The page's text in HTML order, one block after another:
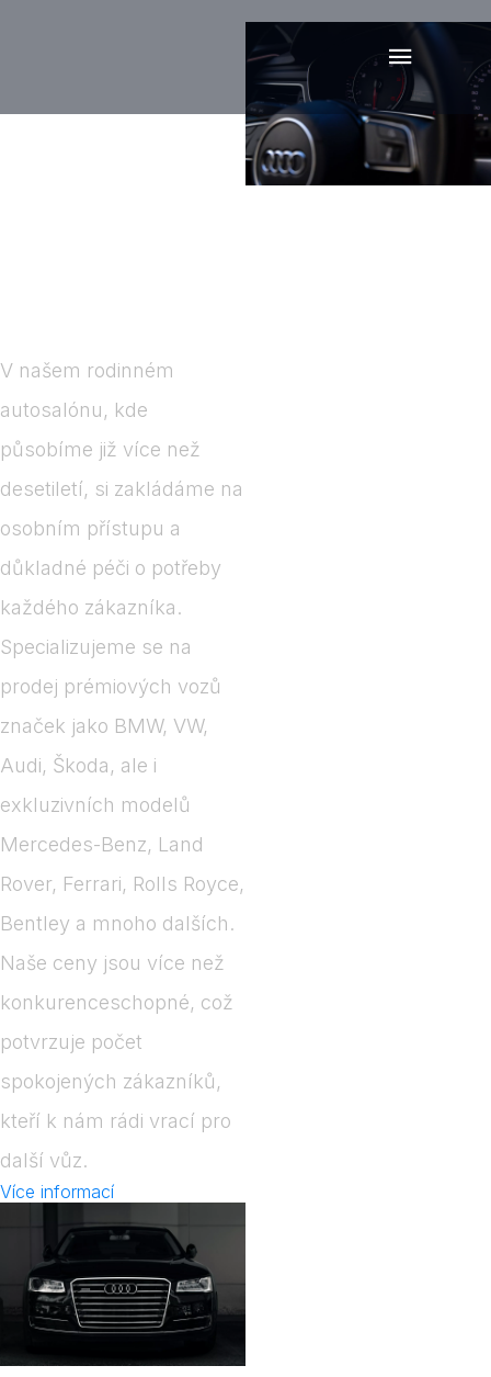
Zajišťujeme
veškerý
V našem rodinném
autosalónu, kde
působíme již více než
desetiletí, si zakládáme na
osobním přístupu a
důkladné péči o potřeby
každého zákazníka.
Specializujeme se na
prodej prémiových vozů
značek jako BMW, VW,
Audi, Škoda, ale i
exkluzivních modelů
Mercedes-Benz, Land
Rover, Ferrari, Rolls Royce,
Bentley a mnoho dalších.
Naše ceny jsou více než
konkurenceschopné, což
potvrzuje počet
spokojených zákazníků,
kteří k nám rádi vrací pro
další vůz.
Více informací